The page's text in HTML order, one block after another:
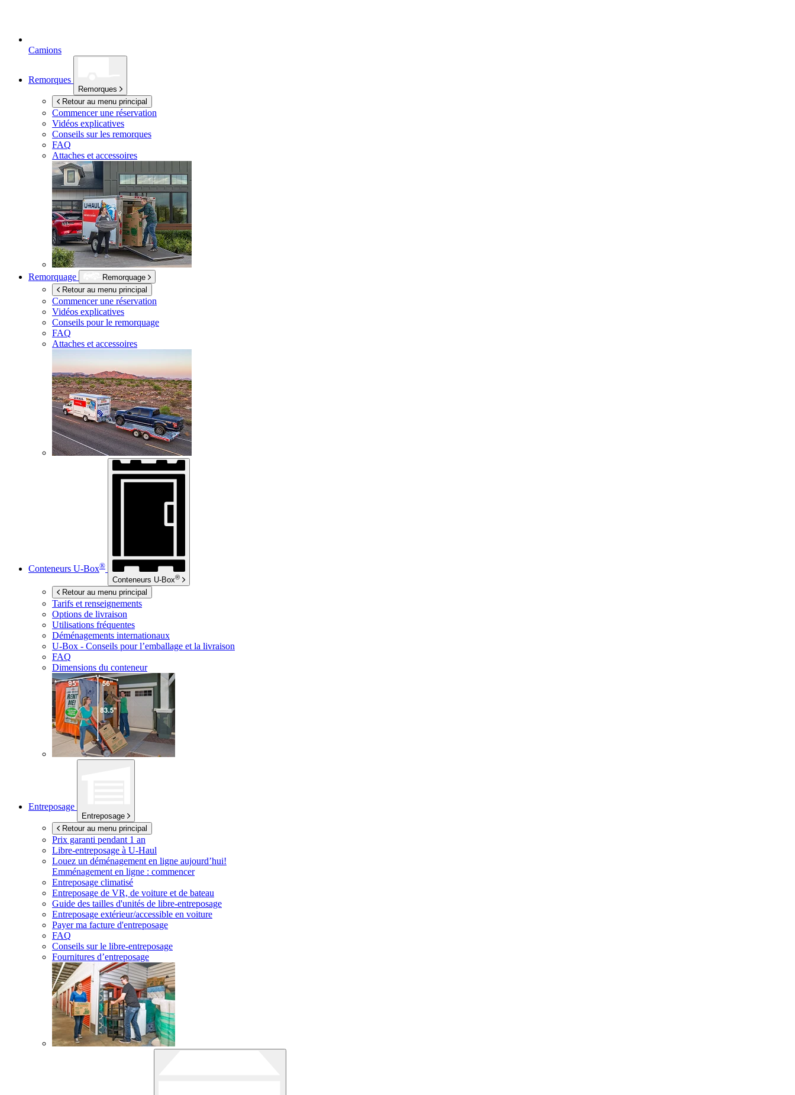
Camions
Remorques
Remorques
Retour au menu principal
Commencer une réservation
Vidéos explicatives
Conseils sur les remorques
FAQ
Attaches et accessoires
Remorquage
Remorquage
Retour au menu principal
Commencer une réservation
Vidéos explicatives
Conseils pour le remorquage
FAQ
Attaches et accessoires
Conteneurs U-Box®
Conteneurs U-Box®
Retour au menu principal
Tarifs et renseignements
Options de livraison
Utilisations fréquentes
Déménagements internationaux
U-Box - Conseils pour l’emballage et la livraison
FAQ
Dimensions du conteneur
Entreposage
Entreposage
Retour au menu principal
Prix garanti pendant 1 an
Libre-entreposage à U-Haul
Louez un déménagement en ligne aujourd’hui!
Emménagement en ligne : commencer
Entreposage climatisé
Entreposage de VR, de voiture et de bateau
Guide des tailles d'unités de libre-entreposage
Entreposage extérieur/accessible en voiture
Payer ma facture d'entreposage
FAQ
Conseils sur le libre-entreposage
Fournitures d’entreposage